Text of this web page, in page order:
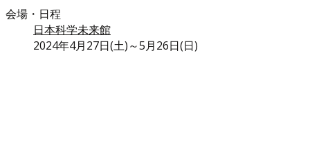
会場・日程
日本科学未来館
2024年4月27日(土)～5月26日(日)